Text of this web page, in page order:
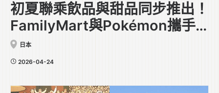
初夏聯乘飲品與甜品同步推出！
FamilyMart與Pokémon攜手
合作
日本
2026-04-24